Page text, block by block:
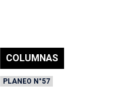
COLUMNAS
PLANEO N°57